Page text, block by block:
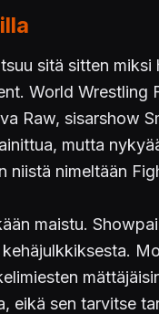
sitä sitten
World
Raw, sisarshow
mutta
niistä nimeltään
maistu.
eikä sen tarvitse